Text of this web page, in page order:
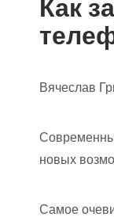
Как
Вячеслав
новых
Самое